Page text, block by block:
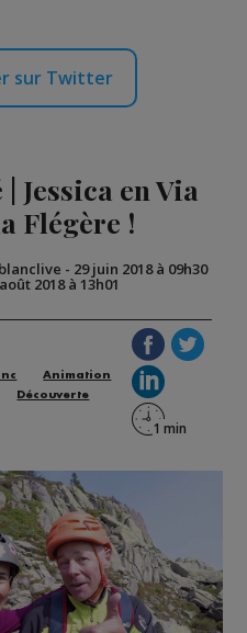
sur Twitter
Jessica en Via
Flégère !
- 29 juin 2018 à 09h30
2018 à 13h01
Animation
Découverte